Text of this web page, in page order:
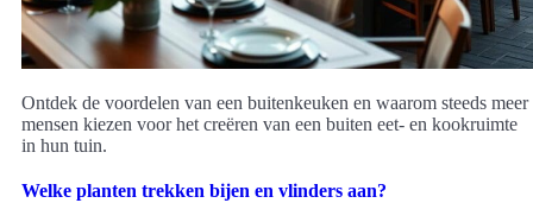
Ontdek de voordelen van een buitenkeuken en waarom steeds meer
mensen kiezen voor het creëren van een buiten eet- en kookruimte
in hun tuin.
Welke planten trekken bijen en vlinders aan?